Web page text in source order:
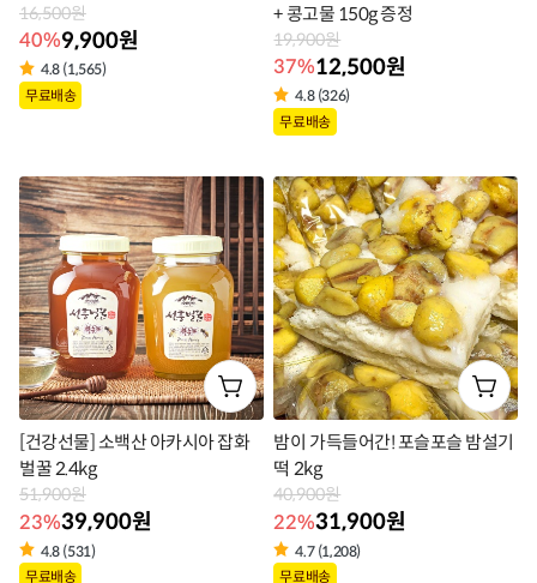
16,500원
40%9,900원
4.8 (1,565)
상
라
벨
무료배송
+ 콩고물 150g 증정
19,900원
37%12,500원
4.8 (326)
상
라
벨
무료배송
[건강선물] 소백산 아카시아 잡화
벌꿀 2.4kg
51,900원
23%39,900원
4.8 (531)
무료배송
밤이 가득들어간! 포슬포슬 밤설기
떡 2kg
40,900원
22%31,900원
4.7 (1,208)
무료배송